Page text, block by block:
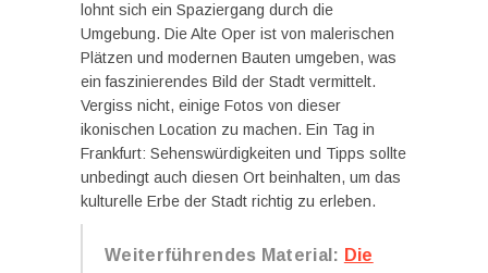
lohnt sich ein Spaziergang durch die
Umgebung. Die Alte Oper ist von malerischen
Plätzen und modernen Bauten umgeben, was
ein faszinierendes Bild der Stadt vermittelt.
Vergiss nicht, einige Fotos von dieser
ikonischen Location zu machen. Ein Tag in
Frankfurt: Sehenswürdigkeiten und Tipps sollte
unbedingt auch diesen Ort beinhalten, um das
kulturelle Erbe der Stadt richtig zu erleben.
Weiterführendes Material: Die